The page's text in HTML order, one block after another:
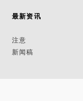
最新资讯
注意
新闻稿